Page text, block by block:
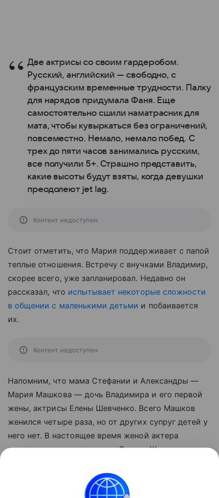
Две актрисы со своим гардеробом.
Русский, английский — свободно, с
французским временные трудности. Палку
для нарядов придумала Фаня. Еще
самостоятельно сшили наматрасник для
мата, чтобы кувыркаться без ограничений,
повсеместно. Немало, немало побед. С
трех до пяти часов занимались русским,
все получили 5+. Страшно представить,
какие высоты будут взяты, когда девушки
преодолеют jet lag.
Контент недоступен
Стоит отметить, что Мария поддерживает с папой
теплые отношения. Встречу с внучками Владимир,
скорее всего, уже запланировал. Недавно он
рассказал, что испытывает некоторые сложности
в общении с маленькими детьми и побаивается
их.
Контент недоступен
Напомним, что мама Стефании и Александры —
Мария Машкова — дочь Владимира и его первой
жены, актрисы Елены Шевченко. Всего Машков
женился четыре раза, но от других супруг детей у
него нет. В настоящее время женой актера
является актриса и модель Оксана Шелест.
10 вещей, о которых мечтали